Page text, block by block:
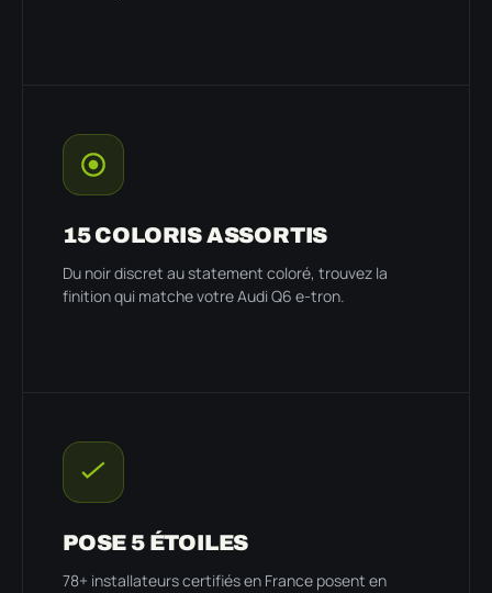
15 COLORIS ASSORTIS
Du noir discret au statement coloré, trouvez la
finition qui matche votre Audi Q6 e-tron.
POSE 5 ÉTOILES
78+ installateurs certifiés en France posent en